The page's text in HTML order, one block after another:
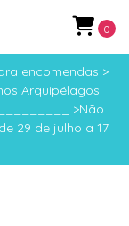
encomendas >
Arquipélagos
>Não
29 de julho a 17
0